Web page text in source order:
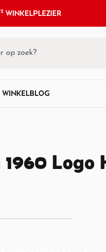
2 WINKELPLEZIER
WINKELBLOG
Logo